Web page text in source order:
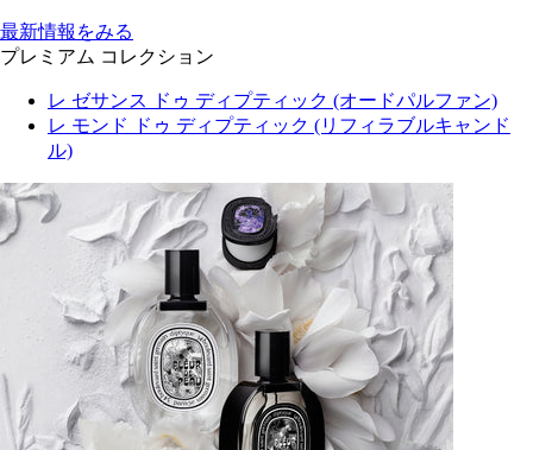
最新情報をみる
プレミアム コレクション
レ ゼサンス ドゥ ディプティック (オードパルファン)
レ モンド ドゥ ディプティック (リフィラブルキャンド
ル)